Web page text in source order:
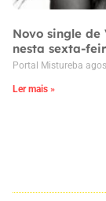
Novo single
nesta sexta-
Portal Mistureba
Ler mais »